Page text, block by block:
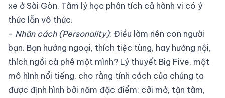
xe ở Sài Gòn. Tâm lý học phân tích cả hành vi có ý
thức lẫn vô thức.
- Nhân cách (Personality): Điều làm nên con người
bạn. Bạn hướng ngoại, thích tiệc tùng, hay hướng nội,
thích ngồi cà phê một mình? Lý thuyết Big Five, một
mô hình nổi tiếng, cho rằng tính cách của chúng ta
được định hình bởi năm đặc điểm: cởi mở, tận tâm,